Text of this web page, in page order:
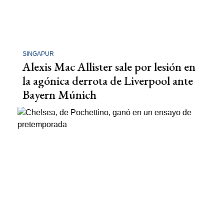
SINGAPUR
Alexis Mac Allister sale por lesión en
la agónica derrota de Liverpool ante
Bayern Múnich